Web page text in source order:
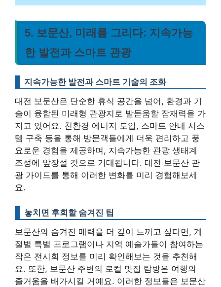
5. 보문산, 미래를 그리다: 지속가능
한 발전과 스마트 관광
지속가능한 발전과 스마트 기술의 조화
대전 보문산은 단순한 휴식 공간을 넘어, 환경과 기
술이 융합된 미래형 관광지로 발돋움할 잠재력을 가
지고 있어요. 친환경 에너지 도입, 스마트 안내 시스
템 구축 등을 통해 방문객들에게 더욱 편리하고 풍
요로운 경험을 제공하며, 지속가능한 관광 생태계
조성에 앞장설 것으로 기대됩니다. 대전 보문산 관
광 가이드를 통해 이러한 변화를 미리 경험해보세
요.
놓치면 후회할 숨겨진 팁
보문산의 숨겨진 매력을 더 깊이 느끼고 싶다면, 계
절별 특별 프로그램이나 지역 예술가들이 참여하는
작은 전시회 정보를 미리 확인해보는 것을 추천해
요. 또한, 보문산 주변의 로컬 맛집 탐방은 여행의
즐거움을 배가시킬 거예요. 이러한 정보들은 보문산